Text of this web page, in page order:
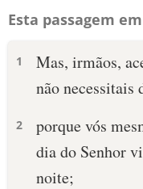
Esta passagem
1
Mas, irmãos,
não necessitais
2
porque vós
dia do Senhor
noite;